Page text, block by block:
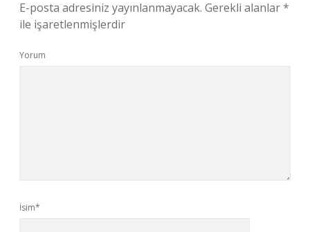
E-posta adresiniz yayınlanmayacak. Gerekli alanlar*
ile işaretlenmişlerdir
Yorum
İsim*